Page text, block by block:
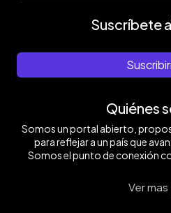
Suscríbete
Quiénes
Somos un portal abierto,
para reflejar a un país que
Somos el punto de conexión
Ver